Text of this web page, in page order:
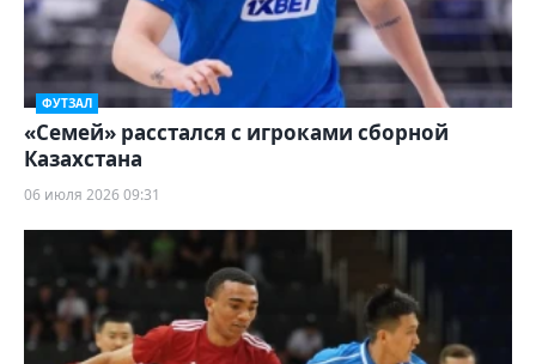
ФУТЗАЛ
«Семей» расстался с игроками сборной
Казахстана
06 июля 2026 09:31